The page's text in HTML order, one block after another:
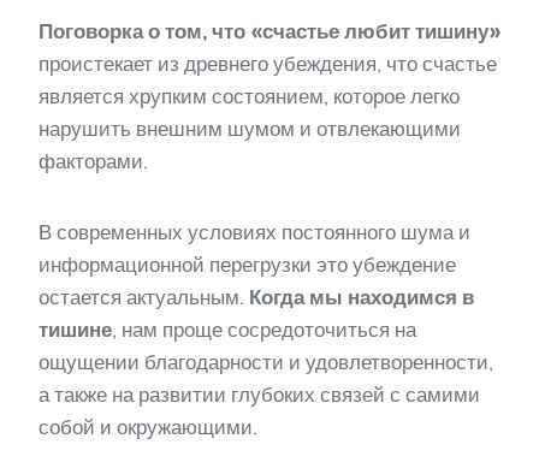
Поговорка о том, что «счастье любит тишину»
проистекает из древнего убеждения, что счастье
является хрупким состоянием, которое легко
нарушить внешним шумом и отвлекающими
факторами.
В современных условиях постоянного шума и
информационной перегрузки это убеждение
остается актуальным. Когда мы находимся в
тишине, нам проще сосредоточиться на
ощущении благодарности и удовлетворенности,
а также на развитии глубоких связей с самими
собой и окружающими.